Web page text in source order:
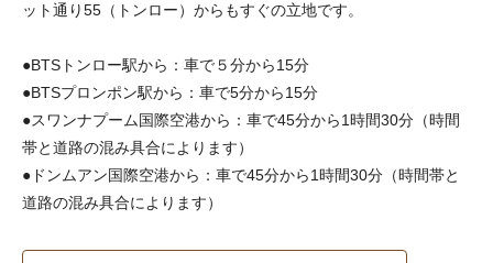
ット通り55（トンロー）からもすぐの立地です。
●BTSトンロー駅から：車で５分から15分
●BTSプロンポン駅から：車で5分から15分
●スワンナプーム国際空港から：車で45分から1時間30分（時間
帯と道路の混み具合によります）
●ドンムアン国際空港から：車で45分から1時間30分（時間帯と
道路の混み具合によります）